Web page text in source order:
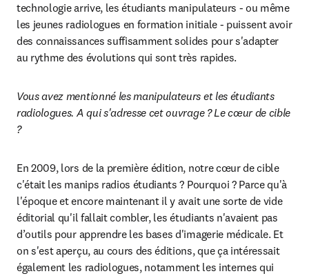
technologie arrive, les étudiants manipulateurs - ou même
les jeunes radiologues en formation initiale - puissent avoir
des connaissances suffisamment solides pour s'adapter
au rythme des évolutions qui sont très rapides.
Vous avez mentionné les manipulateurs et les étudiants
radiologues. A qui s'adresse cet ouvrage ? Le cœur de cible
?
En 2009, lors de la première édition, notre cœur de cible
c'était les manips radios étudiants ? Pourquoi ? Parce qu'à
l'époque et encore maintenant il y avait une sorte de vide
éditorial qu'il fallait combler, les étudiants n'avaient pas
d’outils pour apprendre les bases d'imagerie médicale. Et
on s'est aperçu, au cours des éditions, que ça intéressait
également les radiologues, notamment les internes qui